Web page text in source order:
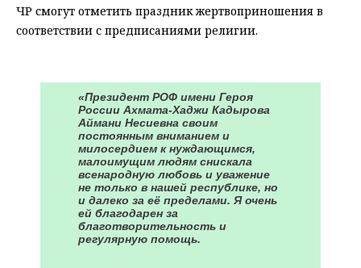
ЧР смогут отметить праздник жертвоприношения в
соответствии с предписаниями религии.
«Президент РОФ имени Героя
России Ахмата-Хаджи Кадырова
Аймани Несиевна своим
постоянным вниманием и
милосердием к нуждающимся,
малоимущим людям снискала
всенародную любовь и уважение
не только в нашей республике, но
и далеко за её пределами. Я очень
ей благодарен за
благотворительность и
регулярную помощь.